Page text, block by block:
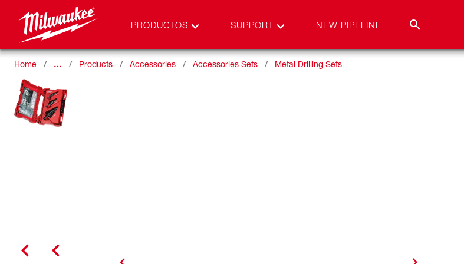
PRODUCTOS SUPPORT NEW PIPELINE
Home … Products Accessories Accessories Sets Metal Drilling Sets